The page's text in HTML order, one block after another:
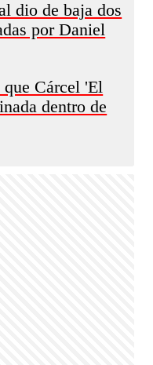
dio de baja dos
por Daniel
Cárcel 'El
dentro de